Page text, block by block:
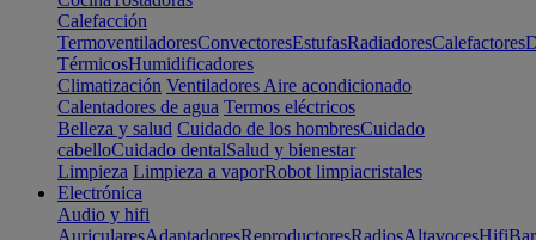
Calefacción
TermoventiladoresConvectoresEstufasRadiadoresCalefactores
TérmicosHumidificadores
Climatización Ventiladores Aire acondicionado
Calentadores de agua Termos eléctricos
Belleza y salud Cuidado de los hombresCuidado
cabelloCuidado dentalSalud y bienestar
Limpieza Limpieza a vaporRobot limpiacristales
Electrónica
Audio y hifi
AuricularesAdaptadoresReproductoresRadiosAltavocesHifi